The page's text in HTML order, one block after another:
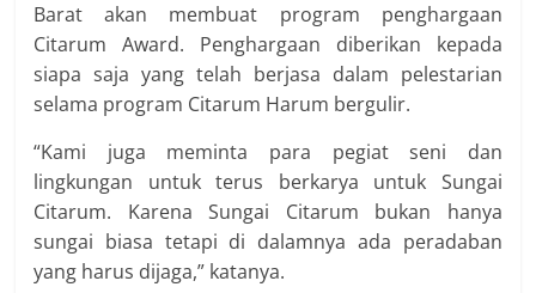
Barat akan membuat program penghargaan
Citarum Award. Penghargaan diberikan kepada
siapa saja yang telah berjasa dalam pelestarian
selama program Citarum Harum bergulir.
“Kami juga meminta para pegiat seni dan
lingkungan untuk terus berkarya untuk Sungai
Citarum. Karena Sungai Citarum bukan hanya
sungai biasa tetapi di dalamnya ada peradaban
yang harus dijaga,” katanya.